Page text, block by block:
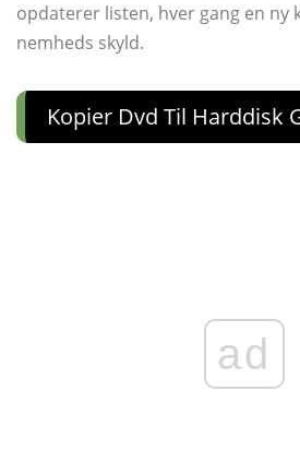
opdaterer listen, hver gang en ny
nemheds skyld.
Kopier Dvd Til Harddisk
ad